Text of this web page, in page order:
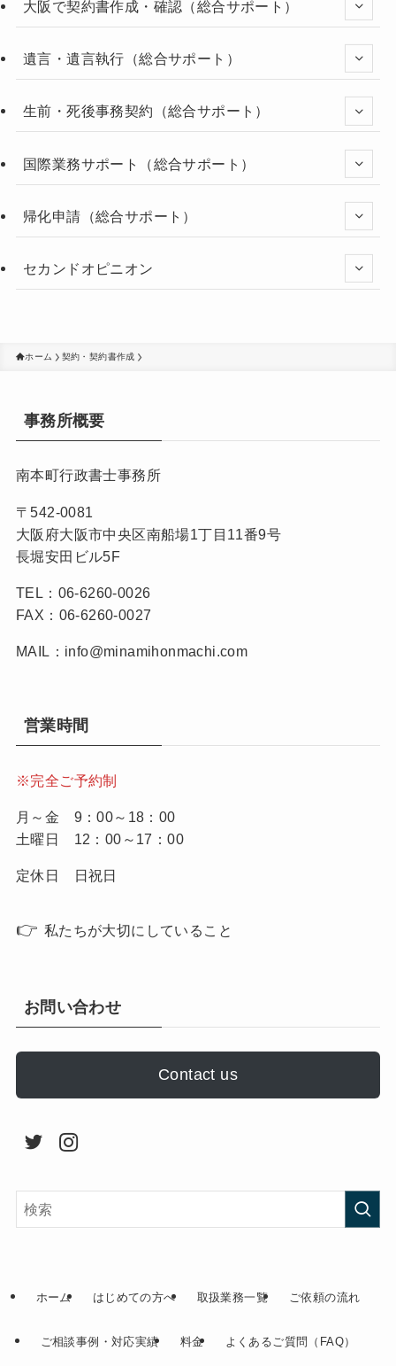
大阪で契約書作成・確認（総合サポート）
遺言・遺言執行（総合サポート）
生前・死後事務契約（総合サポート）
国際業務サポート（総合サポート）
帰化申請（総合サポート）
セカンドオピニオン
ホーム 契約・契約書作成
事務所概要
南本町行政書士事務所
〒542-0081
大阪府大阪市中央区南船場1丁目11番9号
長堀安田ビル5F
TEL：06-6260-0026
FAX：06-6260-0027
MAIL：info@minamihonmachi.com
営業時間
※完全ご予約制
月～金 9：00～18：00
土曜日 12：00～17：00
定休日 日祝日
👉 私たちが大切にしていること
お問い合わせ
Contact us
ホーム はじめての方へ 取扱業務一覧 ご依頼の流れ
ご相談事例・対応実績 料金 よくあるご質問（FAQ）